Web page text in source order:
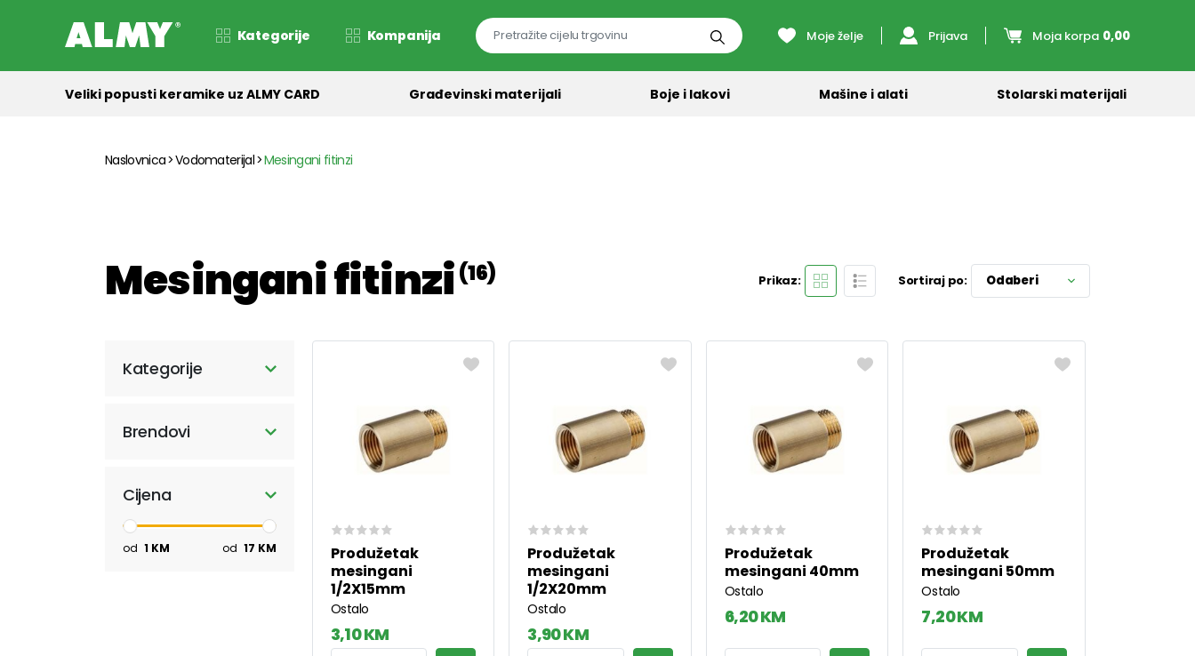
Moje želje Prijava Moja korpa 0,00
Kategorije Kompanija
Veliki popusti keramike uz ALMY CARD Građevinski materijali Boje i lakovi Mašine i alati Stolarski materijali
Naslovnica Vodomaterijal Mesingani fitinzi
Mesingani fitinzi(16) Prikaz: Sortiraj po: Odaberi
Kategorije
Brendovi
Cijena
od 1 KM od 17 KM
Produžetak
mesingani
1/2X15mm
Ostalo
3,10 KM
Produžetak
mesingani
1/2X20mm
Ostalo
3,90 KM
Produžetak
mesingani 40mm
Ostalo
6,20 KM
Produžetak
mesingani 50mm
Ostalo
7,20 KM